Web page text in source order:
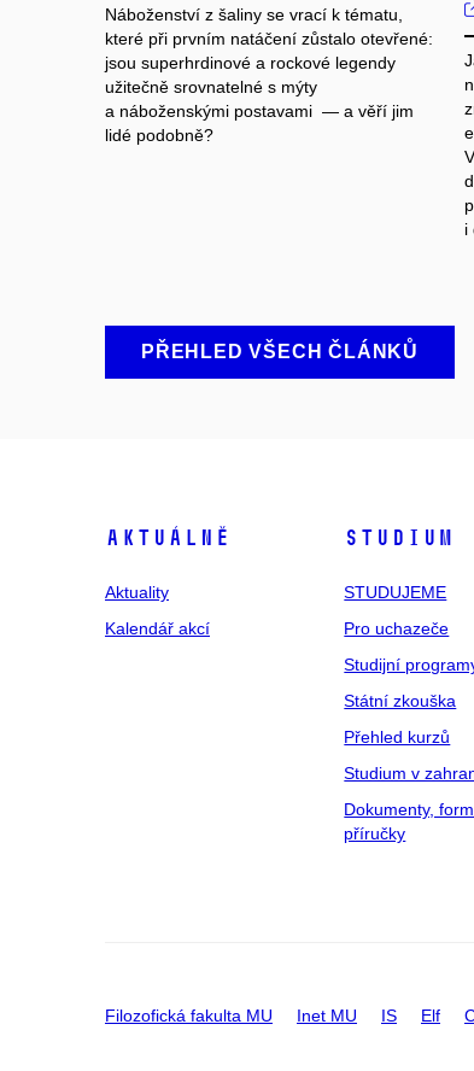
Náboženství z šaliny se vrací k tématu,
které při prvním natáčení zůstalo otevřené:
jsou superhrdinové a rockové legendy
užitečně srovnatelné s mýty
a náboženskými postavami — a věří jim
lidé podobně?
i
PŘEHLED VŠECH ČLÁNKŮ
Aktuálně
Aktuality
Kalendář akcí
Studium
STUDUJEME
Pro uchazeče
Studijní
Státní zkouška
Přehled kurzů
Studium v
Dokumenty,
příručky
Filozofická fakulta MU Inet MU IS Elf